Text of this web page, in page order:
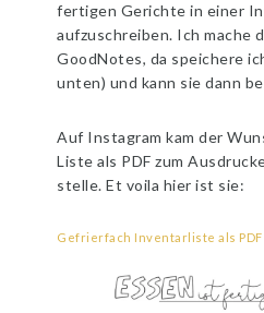
fertigen Gerichte in einer
aufzuschreiben. Ich mache
GoodNotes, da speichere
unten) und kann sie dann
Auf Instagram kam der
Liste als PDF zum
stelle. Et voila hier ist sie:
Gefrierfach Inventarliste als PDF